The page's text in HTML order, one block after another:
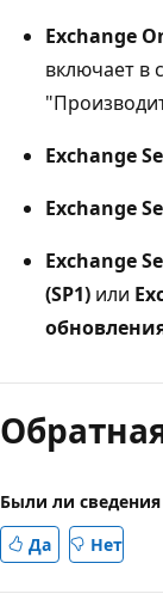
Exchange
включает в
Exchange
Exchange
Exchange
(SP1) или
Были ли
Да
Нет